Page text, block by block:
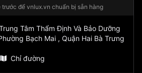
để vnlux.vn chuẩn bị sẵn hàng
Tâm Thẩm Định Và Bảo Dưỡng
Bạch Mai , Quận Hai Bà Trưng
Chỉ đường